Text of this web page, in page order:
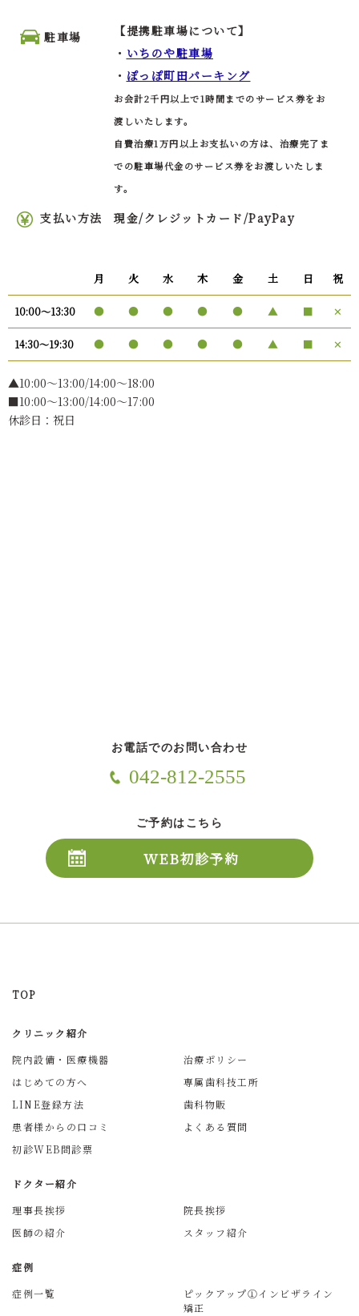
駐車場
【提携駐車場について】
・ いちのや駐車場
・ ぽっぽ町田パーキング
お会計2千円以上で1時間までのサービス券をお
渡しいたします。
自費治療1万円以上お支払いの方は、治療完了ま
での駐車場代金のサービス券をお渡しいたしま
す。
支払い方法 現金/クレジットカード/PayPay
月 火 水 木 金 土 日 祝
10:00〜13:30 ● ● ● ● ● ▲ ■ ✕
14:30〜19:30 ● ● ● ● ● ▲ ■ ✕
▲10:00〜13:00/14:00～18:00
■10:00～13:00/14:00～17:00
休診日：祝日
お電話でのお問い合わせ
042-812-2555
ご予約はこちら
WEB初診予約
TOP
クリニック紹介
院内設備・医療機器
治療ポリシー
はじめての方へ
専属歯科技工所
LINE登録方法
歯科物販
患者様からの口コミ
よくある質問
初診WEB問診票
ドクター紹介
理事長挨拶
院長挨拶
医師の紹介
スタッフ紹介
症例
症例一覧
ピックアップ①インビザライン
矯正